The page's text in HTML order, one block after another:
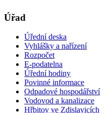
Úřad
Úřední deska
Vyhlášky a nařízení
Rozpočet
E-podatelna
Úřední hodiny
Povinné informace
Odpadové hospodářství
Vodovod a kanalizace
Hřbitov ve Zdislavicích